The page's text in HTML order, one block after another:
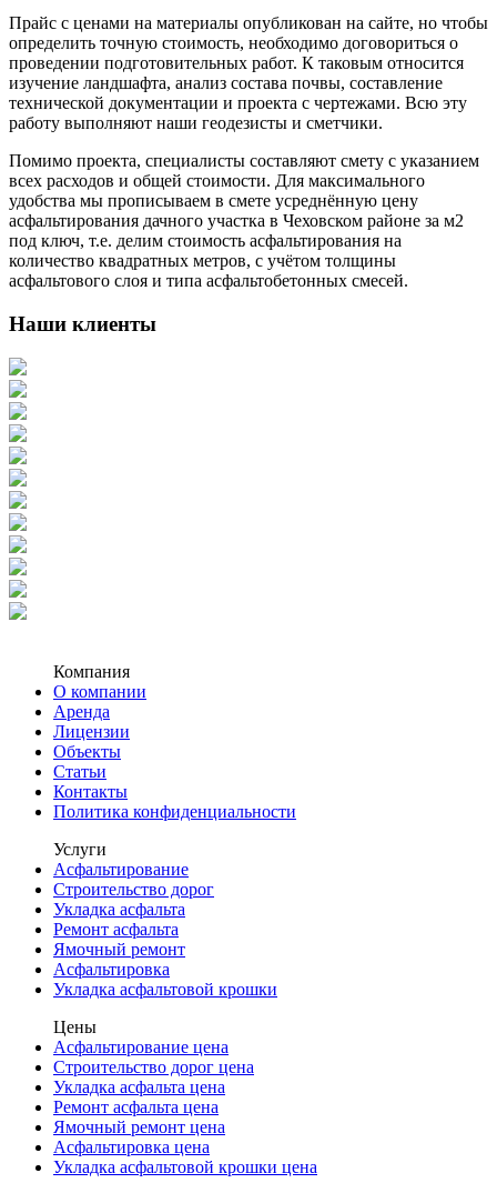
Прайс с ценами на материалы опубликован на сайте, но чтобы
определить точную стоимость, необходимо договориться о
проведении подготовительных работ. К таковым относится
изучение ландшафта, анализ состава почвы, составление
технической документации и проекта с чертежами. Всю эту
работу выполняют наши геодезисты и сметчики.
Помимо проекта, специалисты составляют смету с указанием
всех расходов и общей стоимости. Для максимального
удобства мы прописываем в смете усреднённую цену
асфальтирования дачного участка в Чеховском районе за м2
под ключ, т.е. делим стоимость асфальтирования на
количество квадратных метров, с учётом толщины
асфальтового слоя и типа асфальтобетонных смесей.
Наши клиенты
Компания
О компании
Аренда
Лицензии
Объекты
Статьи
Контакты
Политика конфиденциальности
Услуги
Асфальтирование
Строительство дорог
Укладка асфальта
Ремонт асфальта
Ямочный ремонт
Асфальтировка
Укладка асфальтовой крошки
Цены
Асфальтирование цена
Строительство дорог цена
Укладка асфальта цена
Ремонт асфальта цена
Ямочный ремонт цена
Асфальтировка цена
Укладка асфальтовой крошки цена